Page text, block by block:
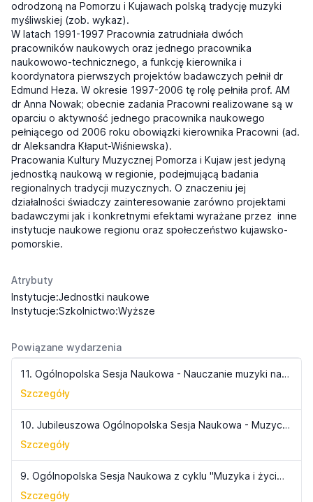
odrodzoną na Pomorzu i Kujawach polską tradycję muzyki
myśliwskiej (zob. wykaz).
W latach 1991-1997 Pracownia zatrudniała dwóch
pracowników naukowych oraz jednego pracownika
naukowowo-technicznego, a funkcję kierownika i
koordynatora pierwszych projektów badawczych pełnił dr
Edmund Heza. W okresie 1997-2006 tę rolę pełniła prof. AM
dr Anna Nowak; obecnie zadania Pracowni realizowane są w
oparciu o aktywność jednego pracownika naukowego
pełniącego od 2006 roku obowiązki kierownika Pracowni (ad.
dr Aleksandra Kłaput-Wiśniewska).
Pracowania Kultury Muzycznej Pomorza i Kujaw jest jedyną
jednostką naukową w regionie, podejmującą badania
regionalnych tradycji muzycznych. O znaczeniu jej
działalności świadczy zainteresowanie zarówno projektami
badawczymi jak i konkretnymi efektami wyrażane przez inne
instytucje naukowe regionu oraz społeczeństwo kujawsko-
pomorskie.
Atrybuty
Instytucje:Jednostki naukowe
Instytucje:Szkolnictwo:Wyższe
Powiązane wydarzenia
11. Ogólnopolska Sesja Naukowa - Nauczanie muzyki na Pomorzu i Kujawach
Szczegóły
10. Jubileuszowa Ogólnopolska Sesja Naukowa - Muzyczne Wydarzenia 1945-2005
Szczegóły
9. Ogólnopolska Sesja Naukowa z cyklu "Muzyka i życie muzyczne Pomorza i Kujaw" - Muzyczne wydarzenia do roku 1945
Szczegóły